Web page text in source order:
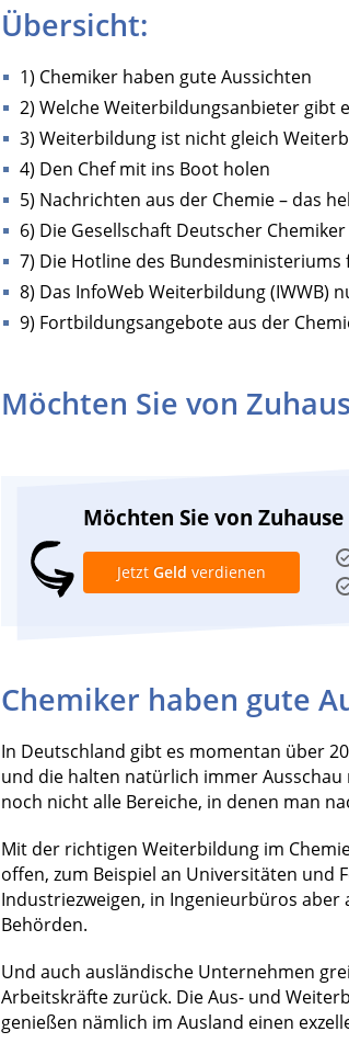
Übersicht:
1) Chemiker haben gute Aussichten
2) Welche Weiterbildungsanbieter gibt
3) Weiterbildung ist nicht gleich
4) Den Chef mit ins Boot holen
5) Nachrichten aus der Chemie – das
6) Die Gesellschaft Deutscher Chemiker
7) Die Hotline des
8) Das InfoWeb Weiterbildung (IWWB)
9) Fortbildungsangebote aus der
Möchten Sie von
Möchten Sie von
Jetzt Geld verdienen
Chemiker haben gute
In Deutschland gibt es momentan über
und die halten natürlich immer
noch nicht alle Bereiche, in denen man
Mit der richtigen Weiterbildung im
offen, zum Beispiel an Universitäten und
Industriezweigen, in Ingenieurbüros
Behörden.
Und auch ausländische Unternehmen
Arbeitskräfte zurück. Die Aus- und
genießen nämlich im Ausland einen